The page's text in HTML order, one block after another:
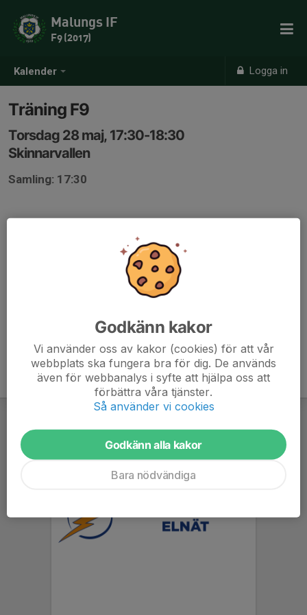
Kalender Logga in
Malungs IF
F9 (2017)
Träning F9
Torsdag 28 maj, 17:30-18:30
Skinnarvallen
Samling: 17:30
Godkänn kakor
Vi använder oss av kakor (cookies) för att vår
webbplats ska fungera bra för dig. De används
även för webbanalys i syfte att hjälpa oss att
förbättra våra tjänster.
Så använder vi cookies
Godkänn alla kakor
Bara nödvändiga